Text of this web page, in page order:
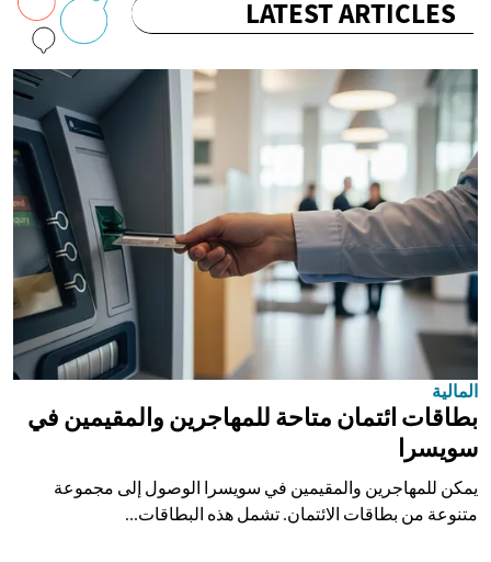
LATEST ARTICLES
المالية
بطاقات ائتمان متاحة للمهاجرين والمقيمين في
سويسرا
يمكن للمهاجرين والمقيمين في سويسرا الوصول إلى مجموعة
متنوعة من بطاقات الائتمان. تشمل هذه البطاقات...